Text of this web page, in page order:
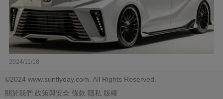
2024/11/18
©2024 www.sunflyday.com. All Rights Reserved.
關於我們 政策與安全 條款 隱私 版權